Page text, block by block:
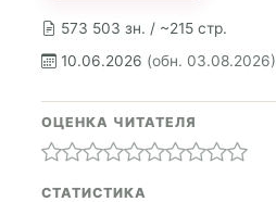
573 503 зн. / ~215 стр.
10.06.2026 (обн. 03.08.2026)
ОЦЕНКА ЧИТАТЕЛЯ
СТАТИСТИКА